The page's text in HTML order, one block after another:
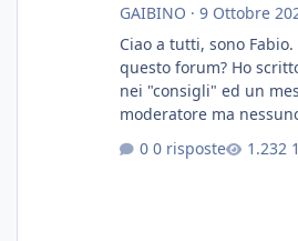
GAIBINO · 9 Ottobre
Ciao a tutti, sono
questo forum? Ho
nei "consigli" ed un
moderatore ma
0 risposte